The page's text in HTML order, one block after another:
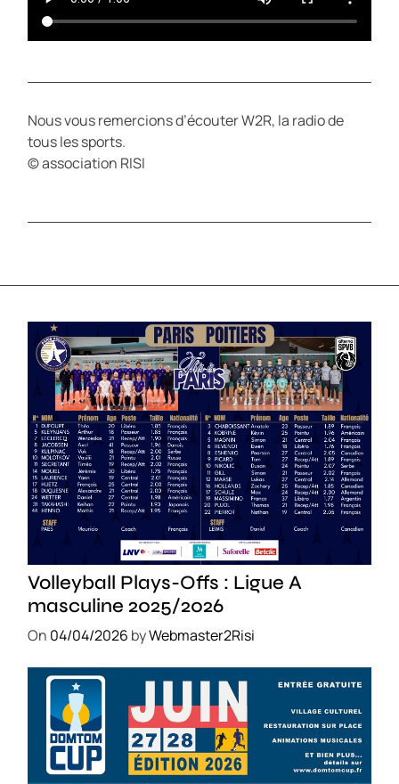
Nous vous remercions d’écouter W2R, la radio de
tous les sports.
© association RISI
Volleyball Plays-Offs : Ligue A
masculine 2025/2026
On 04/04/2026 byWebmaster2Risi